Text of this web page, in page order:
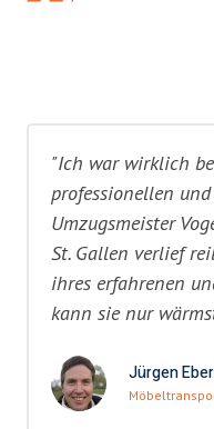
"Ich war wirklich
professionellen
Umzugsmeister
St. Gallen verlief
ihres erfahrenen
kann sie nur
Jürgen